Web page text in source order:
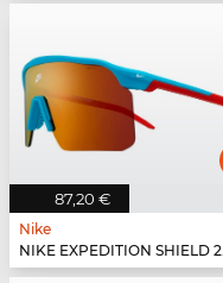
87,20 €
Nike
NIKE EXPEDITION SHIELD 26 IO1465X - 366